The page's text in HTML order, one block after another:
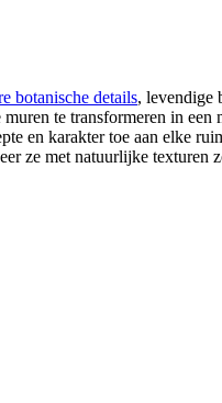
botanische details, levendige
te transformeren in
en karakter toe aan elke
ze met natuurlijke